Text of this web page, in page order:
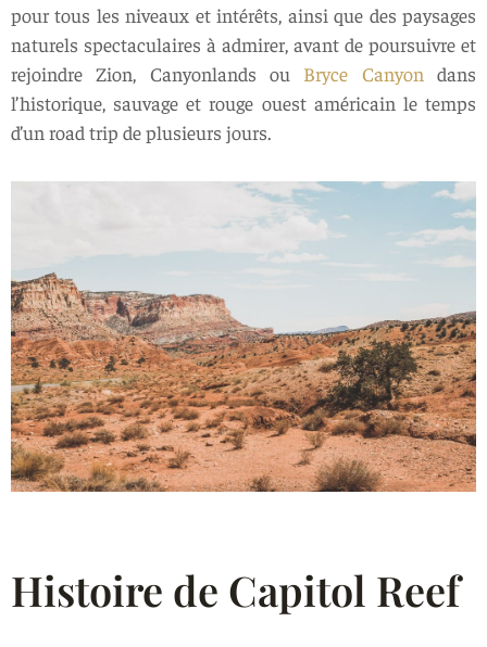
pour tous les niveaux et intérêts, ainsi que des paysages
naturels spectaculaires à admirer, avant de poursuivre et
rejoindre Zion, Canyonlands ou Bryce Canyon dans
l’historique, sauvage et rouge ouest américain le temps
d’un road trip de plusieurs jours.
Histoire de Capitol Reef